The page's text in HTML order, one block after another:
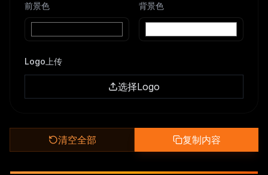
前景色 背景色
Logo上传
选择Logo
清空全部 复制内容